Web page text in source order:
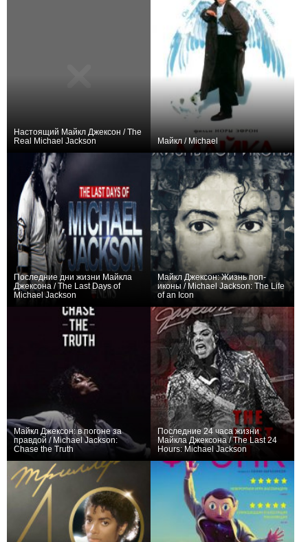
Настоящий Майкл Джексон / The
Real Michael Jackson
Майкл / Michael
Последние дни жизни Майкла
Джексона / The Last Days of
Michael Jackson
Майкл Джексон: Жизнь поп-
иконы / Michael Jackson: The Life
of an Icon
Майкл Джексон: в погоне за
правдой / Michael Jackson:
Chase the Truth
Последние 24 часа жизни
Майкла Джексона / The Last 24
Hours: Michael Jackson